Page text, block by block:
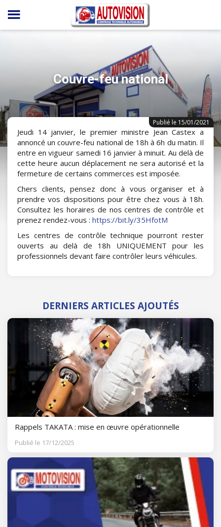
Panneau de gestion des cookies
Couvre-feu national
Publié le 15/01/2021
Jeudi 14 janvier, le premier ministre Jean Castex a
annoncé un couvre-feu national de 18h à 6h du matin. Il
entre en vigueur samedi 16 janvier à minuit. Au delà de
cette heure aucun déplacement ne sera autorisé et la
fermeture de certains commerces est imposée.
Chers clients, pensez donc à vous organiser et à
prendre vos dispositions pour être chez vous à 18h.
Consultez les horaires de nos centres de contrôle et
prenez rendez-vous : https://bit.ly/35HfotM
Les centres de contrôle technique pourront rester
ouverts au delà de 18h UNIQUEMENT pour les
professionnels devant faire contrôler leurs véhicules.
DERNIERS ARTICLES AJOUTÉS
Rappels TAKATA : mise en œuvre opérationnelle
Publié le 17/12/2025